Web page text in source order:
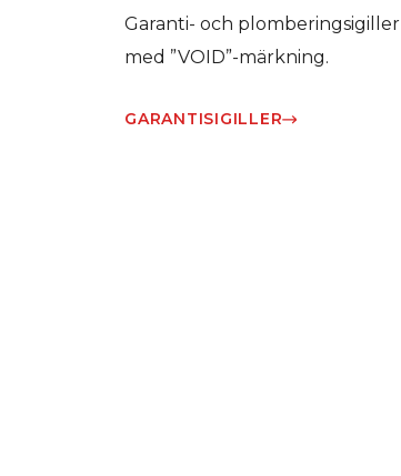
Garanti- och plomberingsigiller
med ”VOID”-märkning.
GARANTISIGILLER